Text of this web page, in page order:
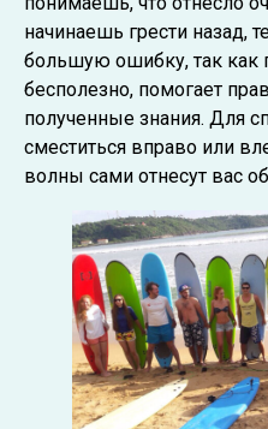
начинаешь грести
большую ошибку, так как
бесполезно, помогает
полученные знания. Для
сместиться вправо или
волны сами отнесут вас